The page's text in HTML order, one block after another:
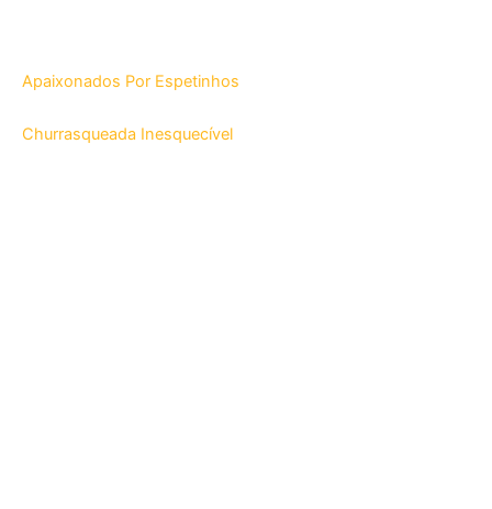
Apaixonados Por Espetinhos
Churrasqueada Inesquecível